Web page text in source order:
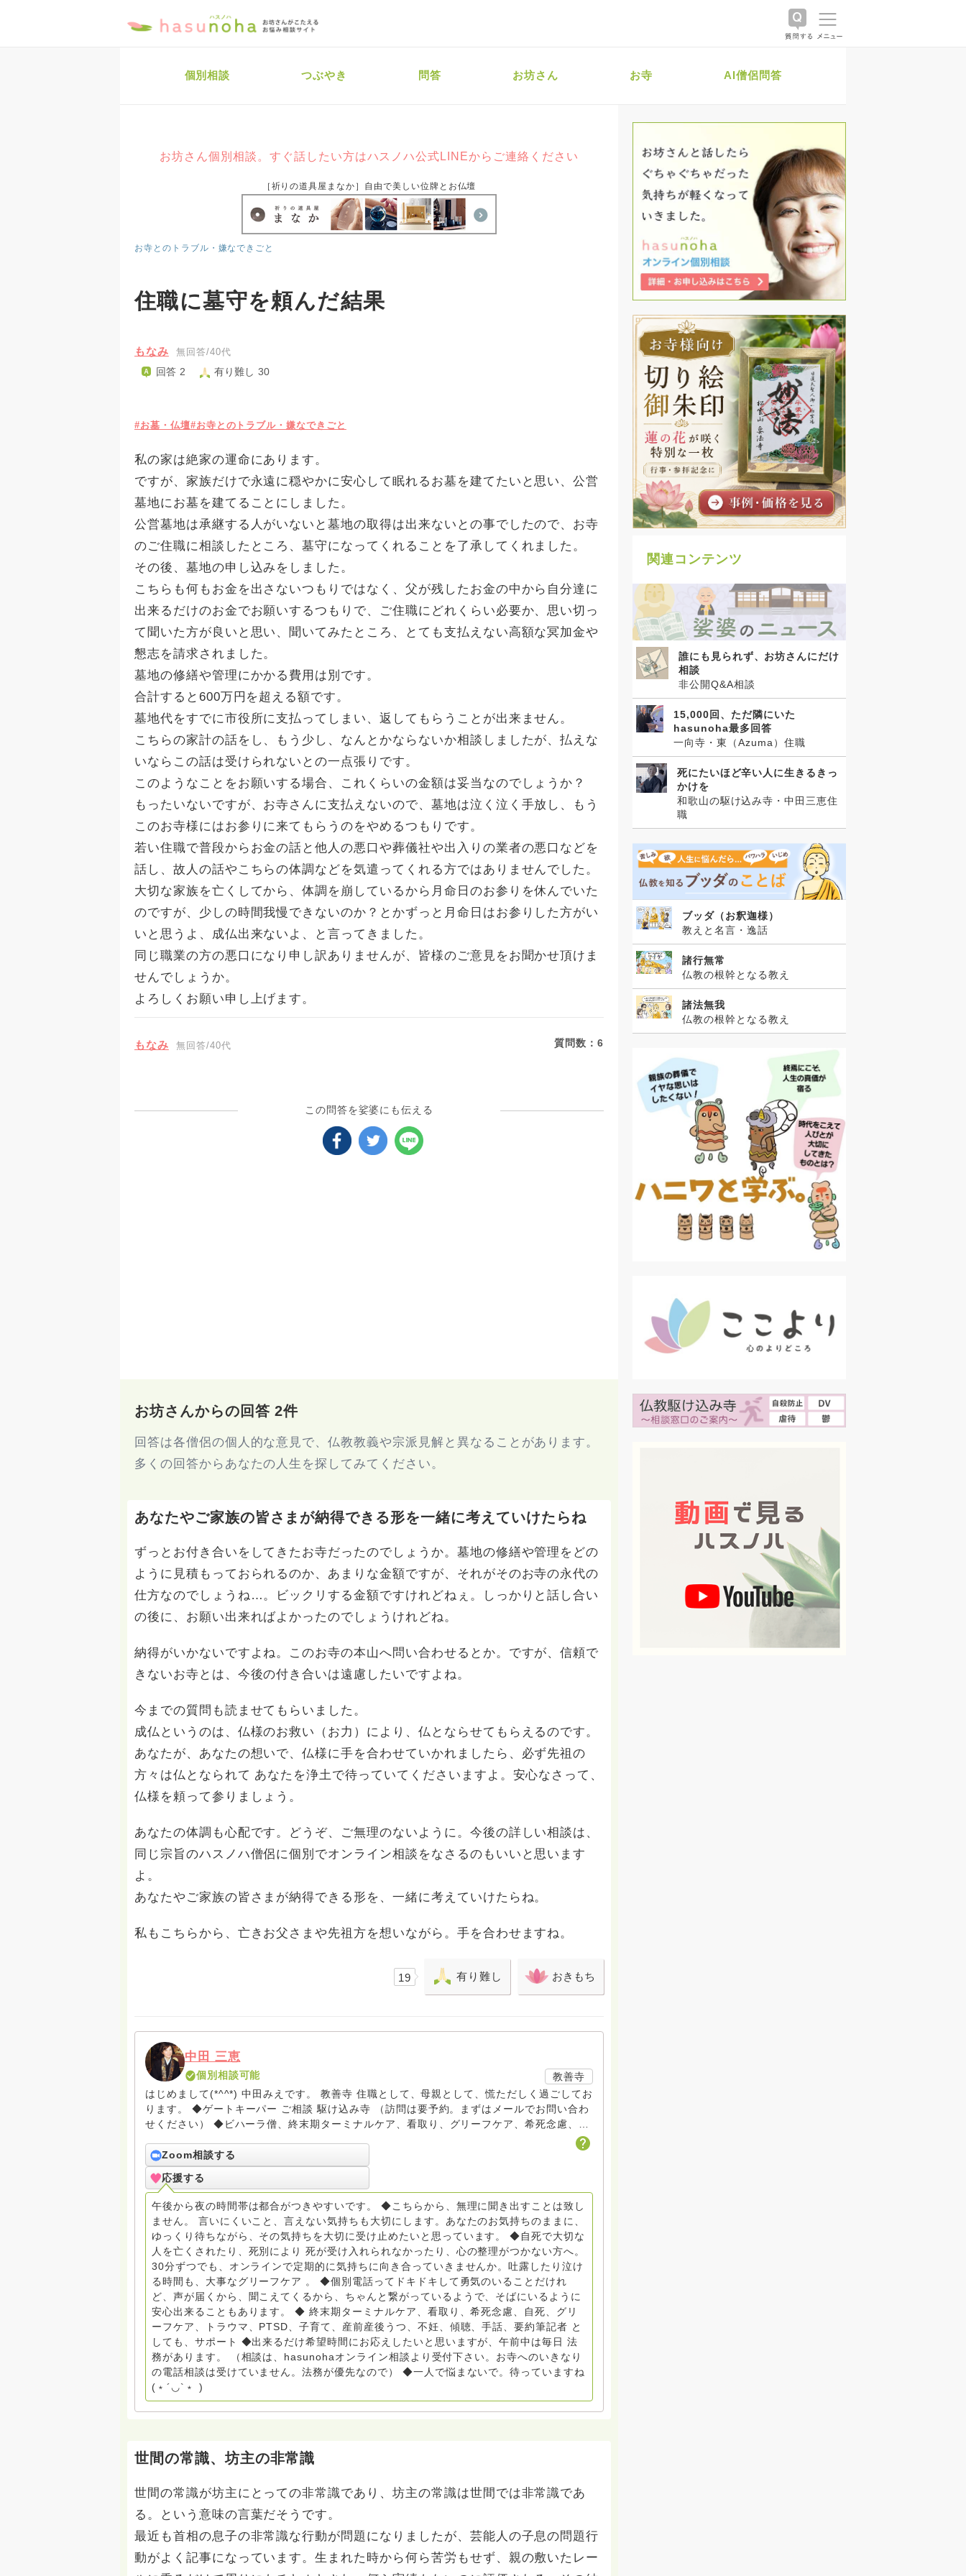
個別相談 つぶやき 問答 お坊さん お寺 AI僧侶問答
お坊さん個別相談。すぐ話したい方はハスノハ公式LINEからご連絡ください
［祈りの道具屋まなか］自由で美しい位牌とお仏壇
お寺とのトラブル・嫌なできごと
住職に墓守を頼んだ結果
もなみ 無回答/40代
回答 2 有り難し 30
#お墓・仏壇#お寺とのトラブル・嫌なできごと
私の家は絶家の運命にあります。
ですが、家族だけで永遠に穏やかに安心して眠れるお墓を建てたいと思い、公営
墓地にお墓を建てることにしました。
公営墓地は承継する人がいないと墓地の取得は出来ないとの事でしたので、お寺
のご住職に相談したところ、墓守になってくれることを了承してくれました。
その後、墓地の申し込みをしました。
こちらも何もお金を出さないつもりではなく、父が残したお金の中から自分達に
出来るだけのお金でお願いするつもりで、ご住職にどれくらい必要か、思い切っ
て聞いた方が良いと思い、聞いてみたところ、とても支払えない高額な冥加金や
懇志を請求されました。
墓地の修繕や管理にかかる費用は別です。
合計すると600万円を超える額です。
墓地代をすでに市役所に支払ってしまい、返してもらうことが出来ません。
こちらの家計の話をし、もう少し、なんとかならないか相談しましたが、払えな
いならこの話は受けられないとの一点張りです。
このようなことをお願いする場合、これくらいの金額は妥当なのでしょうか？
もったいないですが、お寺さんに支払えないので、墓地は泣く泣く手放し、もう
このお寺様にはお参りに来てもらうのをやめるつもりです。
若い住職で普段からお金の話と他人の悪口や葬儀社や出入りの業者の悪口などを
話し、故人の話やこちらの体調などを気遣ってくれる方ではありませんでした。
大切な家族を亡くしてから、体調を崩しているから月命日のお参りを休んでいた
のですが、少しの時間我慢できないのか？とかずっと月命日はお参りした方がい
いと思うよ、成仏出来ないよ、と言ってきました。
同じ職業の方の悪口になり申し訳ありませんが、皆様のご意見をお聞かせ頂けま
せんでしょうか。
よろしくお願い申し上げます。
もなみ 無回答/40代 質問数：6
この問答を娑婆にも伝える
お坊さんからの回答 2件
回答は各僧侶の個人的な意見で、仏教教義や宗派見解と異なることがあります。
多くの回答からあなたの人生を探してみてください。
あなたやご家族の皆さまが納得できる形を一緒に考えていけたらね
ずっとお付き合いをしてきたお寺だったのでしょうか。墓地の修繕や管理をどの
ように見積もっておられるのか、あまりな金額ですが、それがそのお寺の永代の
仕方なのでしょうね…。ビックリする金額ですけれどねぇ。しっかりと話し合い
の後に、お願い出来ればよかったのでしょうけれどね。
納得がいかないですよね。このお寺の本山へ問い合わせるとか。ですが、信頼で
きないお寺とは、今後の付き合いは遠慮したいですよね。
今までの質問も読ませてもらいました。
成仏というのは、仏様のお救い（お力）により、仏とならせてもらえるのです。
あなたが、あなたの想いで、仏様に手を合わせていかれましたら、必ず先祖の
方々は仏となられて あなたを浄土で待っていてくださいますよ。安心なさって、
仏様を頼って参りましょう。
あなたの体調も心配です。どうぞ、ご無理のないように。今後の詳しい相談は、
同じ宗旨のハスノハ僧侶に個別でオンライン相談をなさるのもいいと思います
よ。
あなたやご家族の皆さまが納得できる形を、一緒に考えていけたらね。
私もこちらから、亡きお父さまや先祖方を想いながら。手を合わせますね。
19 有り難し おきもち
中田 三恵
個別相談可能
教善寺
はじめまして(*^^*) 中田みえです。 教善寺 住職として、母親として、慌ただしく過ごしてお
ります。 ◆ゲートキーパー ご相談 駆け込み寺 （訪問は要予約。まずはメールでお問い合わ
せください） ◆ビハーラ僧、終末期ターミナルケア、看取り、グリーフケア、希死念慮、自
死、産前産後うつ、育児、DV、デートDV、トラウマ、PTSD、傾聴トレーナー、手話、要約
筆記、行政相談員、女性支援員、小学校 中学校支援員としても、ケアサポートをしていま
す。 ◆一般社団法人『グリーフケアともしび』理事長 【ともしび遺族会】運営 毎月 第１
金・昼夜2回開催（大阪駅前第3ビル） 14：00〜，18：00〜 お問い合わせ申込⬇️こちらから
griefcare.tomoshibi@icloud.com ＊この活動は皆さまのご支援により支えられておりま
す。ご協力をよろしくお願いします。 ゆうちょ銀行 口座番号 普通408-6452769 一般社団
法人グリーフケアともしび ◆『ビハーラサロン おしゃべりカフェひだまり』 ビハーラ和歌
山代表 居場所運営 問い合わせ申込⬇️こちらから griefcare.tomoshibi@icloud.com ◆GEは
しもとサピュイエ 所属 （Gender Equity 誰もが自分らしく生きることができる社会をめざ
して）DV・女性支援 ◆認定NPO京都自死自殺相談センターSotto 元グリーフサポート委員長
（2018〜2024） ◆保育士.幼稚園教諭.小学校教諭. レクリエーションインストラクター.中学
校DV授業 10年間 保育 教育の現場で 総主任として勤めた経験も生かしつつ、お話できるこ
とがあれば 幸いです。 いつも あなたとともに。南無阿弥陀仏 ここでは、宗旨を問いませ
ん。 まずは、ひとりで抱え込まないで。 来寺お問い合わせは⬇️こちらから
miehimeyo@gmail.com ※時間を割いて、あなたに向き合っています。 ですので、過去の質
問へのお返事がない方には、応えていません。お礼回答がある方を優先しています。 懇志応
援も宜しくお願いします。 ※個別相談は、hasunohaオンライン相談より受け付けていま
す。お寺への いきなりの電話相談は受け付けておりません。また夜中や早朝の電話もご遠慮
ください。 法務を優先させてください。
Zoom相談する
応援する
午後から夜の時間帯は都合がつきやすいです。 ◆こちらから、無理に聞き出すことは致し
ません。 言いにくいこと、言えない気持ちも大切にします。あなたのお気持ちのままに、
ゆっくり待ちながら、その気持ちを大切に受け止めたいと思っています。 ◆自死で大切な
人を亡くされたり、死別により 死が受け入れられなかったり、心の整理がつかない方へ。
30分ずつでも、オンラインで定期的に気持ちに向き合っていきませんか。吐露したり泣け
る時間も、大事なグリーフケア 。 ◆個別電話ってドキドキして勇気のいることだけれ
ど、声が届くから、聞こえてくるから、ちゃんと繋がっているようで、そばにいるように
安心出来ることもあります。 ◆ 終末期ターミナルケア、看取り、希死念慮、自死、グリ
ーフケア、トラウマ、PTSD、子育て、産前産後うつ、不妊、傾聴、手話、要約筆記者 と
しても、サポート ◆出来るだけ希望時間にお応えしたいと思いますが、午前中は毎日 法
務があります。 （相談は、hasunohaオンライン相談より受付下さい。お寺へのいきなり
の電話相談は受けていません。法務が優先なので） ◆一人で悩まないで。待っていますね
(﹡´◡`﹡ )
世間の常識、坊主の非常識
世間の常識が坊主にとっての非常識であり、坊主の常識は世間では非常識であ
る。という意味の言葉だそうです。
最近も首相の息子の非常識な行動が問題になりましたが、芸能人の子息の問題行
動がよく記事になっています。生まれた時から何ら苦労もせず、親の敷いたレー
関連コンテンツ
誰にも見られず、お坊さんにだけ
相談
非公開Q&A相談
15,000回、ただ隣にいた
hasunoha最多回答
一向寺・東（Azuma）住職
死にたいほど辛い人に生きるきっ
かけを
和歌山の駆け込み寺・中田三恵住
職
ブッダ（お釈迦様）
教えと名言・逸話
諸行無常
仏教の根幹となる教え
諸法無我
仏教の根幹となる教え